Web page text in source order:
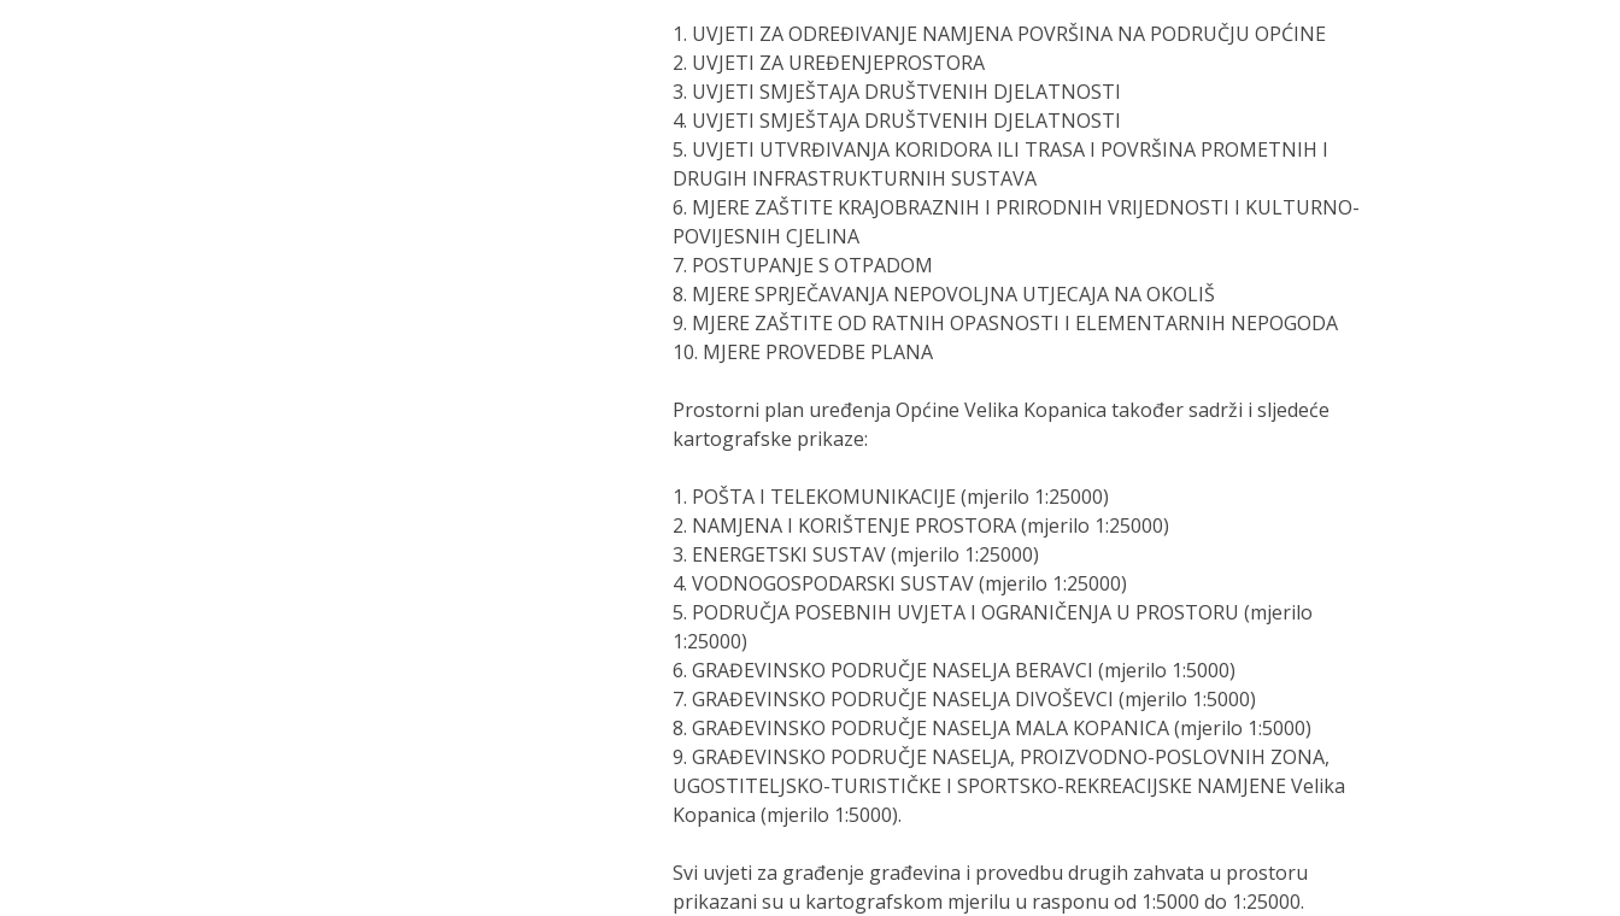
1. UVJETI ZA ODREĐIVANJE NAMJENA POVRŠINA NA PODRUČJU OPĆINE
2. UVJETI ZA UREĐENJEPROSTORA
3. UVJETI SMJEŠTAJA DRUŠTVENIH DJELATNOSTI
4. UVJETI SMJEŠTAJA DRUŠTVENIH DJELATNOSTI
5. UVJETI UTVRĐIVANJA KORIDORA ILI TRASA I POVRŠINA PROMETNIH I
DRUGIH INFRASTRUKTURNIH SUSTAVA
6. MJERE ZAŠTITE KRAJOBRAZNIH I PRIRODNIH VRIJEDNOSTI I KULTURNO-
POVIJESNIH CJELINA
7. POSTUPANJE S OTPADOM
8. MJERE SPRJEČAVANJA NEPOVOLJNA UTJECAJA NA OKOLIŠ
9. MJERE ZAŠTITE OD RATNIH OPASNOSTI I ELEMENTARNIH NEPOGODA
10. MJERE PROVEDBE PLANA
Prostorni plan uređenja Općine Velika Kopanica također sadrži i sljedeće
kartografske prikaze:
1. POŠTA I TELEKOMUNIKACIJE (mjerilo 1:25000)
2. NAMJENA I KORIŠTENJE PROSTORA (mjerilo 1:25000)
3. ENERGETSKI SUSTAV (mjerilo 1:25000)
4. VODNOGOSPODARSKI SUSTAV (mjerilo 1:25000)
5. PODRUČJA POSEBNIH UVJETA I OGRANIČENJA U PROSTORU (mjerilo
1:25000)
6. GRAĐEVINSKO PODRUČJE NASELJA BERAVCI (mjerilo 1:5000)
7. GRAĐEVINSKO PODRUČJE NASELJA DIVOŠEVCI (mjerilo 1:5000)
8. GRAĐEVINSKO PODRUČJE NASELJA MALA KOPANICA (mjerilo 1:5000)
9. GRAĐEVINSKO PODRUČJE NASELJA, PROIZVODNO-POSLOVNIH ZONA,
UGOSTITELJSKO-TURISTIČKE I SPORTSKO-REKREACIJSKE NAMJENE Velika
Kopanica (mjerilo 1:5000).
Svi uvjeti za građenje građevina i provedbu drugih zahvata u prostoru
prikazani su u kartografskom mjerilu u rasponu od 1:5000 do 1:25000.